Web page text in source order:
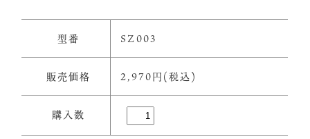
型番 SZ003
販売価格 2,970円(税込)
購入数